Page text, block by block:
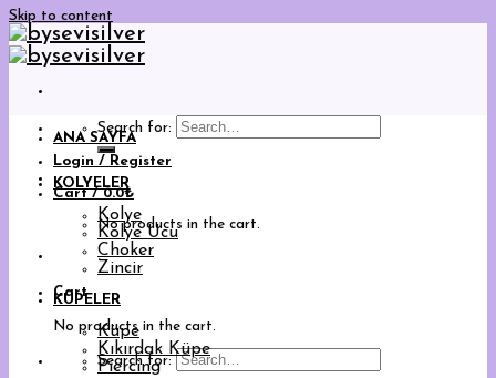
Skip to content
Search for:
Login / Register
Cart /0.0₺
No products in the cart.
Cart
No products in the cart.
Search for:
ANA SAYFA
KOLYELER
Kolye
Kolye Ucu
Choker
Zincir
KÜPELER
Küpe
Kıkırdak Küpe
Piercing